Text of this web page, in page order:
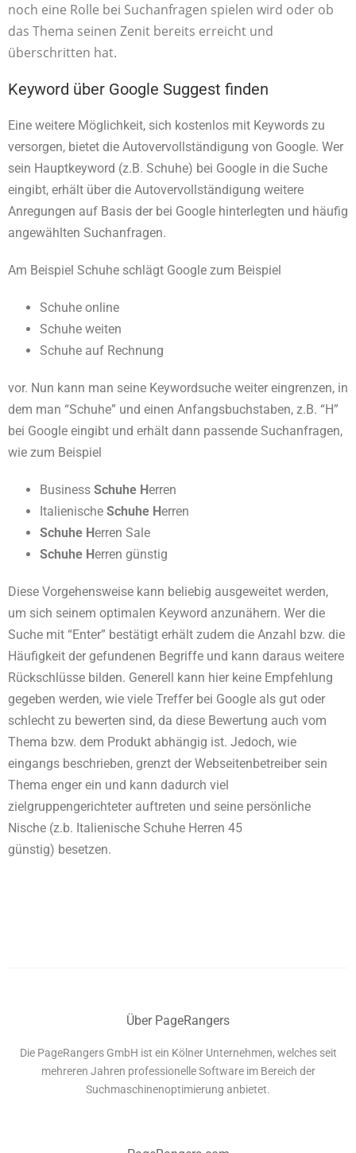
noch eine Rolle bei Suchanfragen spielen wird oder ob
das Thema seinen Zenit bereits erreicht und
überschritten hat.
Keyword über Google Suggest finden
Eine weitere Möglichkeit, sich kostenlos mit Keywords zu
versorgen, bietet die Autovervollständigung von Google. Wer
sein Hauptkeyword (z.B. Schuhe) bei Google in die Suche
eingibt, erhält über die Autovervollständigung weitere
Anregungen auf Basis der bei Google hinterlegten und häufig
angewählten Suchanfragen.
Am Beispiel Schuhe schlägt Google zum Beispiel
Schuhe online
Schuhe weiten
Schuhe auf Rechnung
vor. Nun kann man seine Keywordsuche weiter eingrenzen, in
dem man “Schuhe” und einen Anfangsbuchstaben, z.B. “H”
bei Google eingibt und erhält dann passende Suchanfragen,
wie zum Beispiel
Business Schuhe Herren
Italienische Schuhe Herren
Schuhe Herren Sale
Schuhe Herren günstig
Diese Vorgehensweise kann beliebig ausgeweitet werden,
um sich seinem optimalen Keyword anzunähern. Wer die
Suche mit “Enter” bestätigt erhält zudem die Anzahl bzw. die
Häufigkeit der gefundenen Begriffe und kann daraus weitere
Rückschlüsse bilden. Generell kann hier keine Empfehlung
gegeben werden, wie viele Treffer bei Google als gut oder
schlecht zu bewerten sind, da diese Bewertung auch vom
Thema bzw. dem Produkt abhängig ist. Jedoch, wie
eingangs beschrieben, grenzt der Webseitenbetreiber sein
Thema enger ein und kann dadurch viel
zielgruppengerichteter auftreten und seine persönliche
Nische (z.b. Italienische Schuhe Herren 45
günstig) besetzen.
Über PageRangers
Die PageRangers GmbH ist ein Kölner Unternehmen, welches seit
mehreren Jahren professionelle Software im Bereich der
Suchmaschinenoptimierung anbietet.